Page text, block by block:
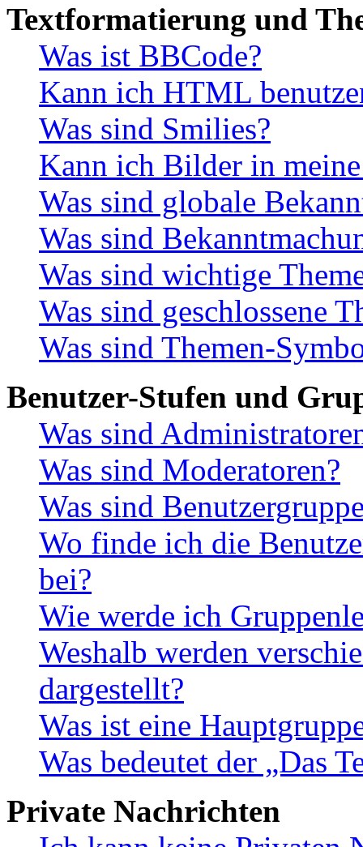
Textformatierung und
Was ist BBCode?
Kann ich HTML
Was sind Smilies?
Kann ich Bilder in
Was sind globale
Was sind
Was sind wichtige
Was sind geschlossene
Was sind Themen-
Benutzer-Stufen und
Was sind
Was sind Moderatoren?
Was sind
Wo finde ich die
bei?
Wie werde ich
Weshalb werden
dargestellt?
Was ist eine
Was bedeutet der „Das
Private Nachrichten